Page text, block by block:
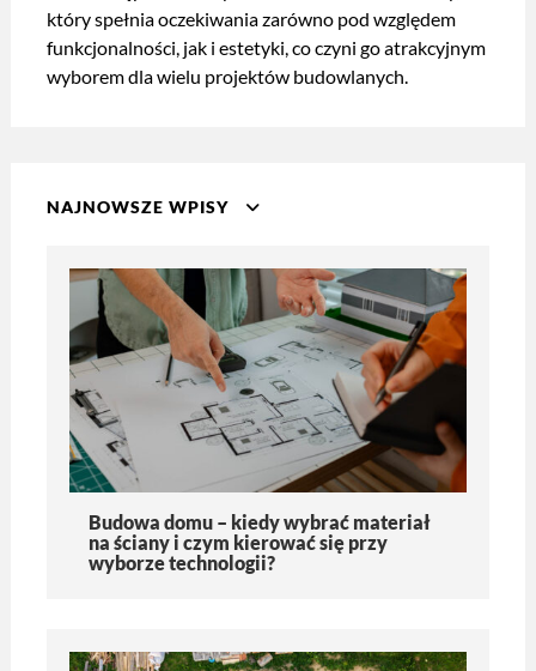
który spełnia oczekiwania zarówno pod względem
funkcjonalności, jak i estetyki, co czyni go atrakcyjnym
wyborem dla wielu projektów budowlanych.
NAJNOWSZE WPISY
Budowa domu – kiedy wybrać materiał
na ściany i czym kierować się przy
wyborze technologii?